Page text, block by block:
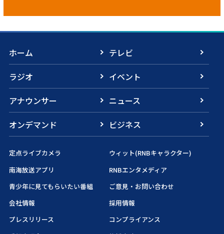
ホーム
テレビ
ラジオ
イベント
アナウンサー
ニュース
オンデマンド
ビジネス
定点ライブカメラ
ウィット(RNBキャラクター)
南海放送アプリ
RNBエンタメディア
青少年に見てもらいたい番組
ご意見・お問い合わせ
会社情報
採用情報
プレスリリース
コンプライアンス